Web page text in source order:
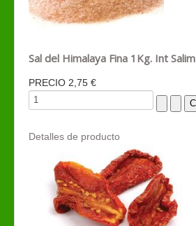
Sal del Himalaya Fina 1Kg. Int Salim
PRECIO 2,75 €
Detalles de producto